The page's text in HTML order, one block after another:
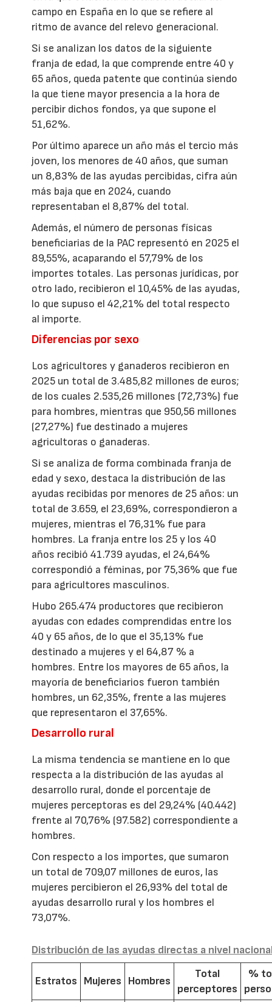
campo en España en lo que se refiere al
ritmo de avance del relevo generacional.
Si se analizan los datos de la siguiente
franja de edad, la que comprende entre 40 y
65 años, queda patente que continúa siendo
la que tiene mayor presencia a la hora de
percibir dichos fondos, ya que supone el
51,62%.
Por último aparece un año más el tercio más
joven, los menores de 40 años, que suman
un 8,83% de las ayudas percibidas, cifra aún
más baja que en 2024, cuando
representaban el 8,87% del total.
Además, el número de personas físicas
beneficiarias de la PAC representó en 2025 el
89,55%, acaparando el 57,79% de los
importes totales. Las personas jurídicas, por
otro lado, recibieron el 10,45% de las ayudas,
lo que supuso el 42,21% del total respecto
al importe.
Diferencias por sexo
Los agricultores y ganaderos recibieron en
2025 un total de 3.485,82 millones de euros;
de los cuales 2.535,26 millones (72,73%) fue
para hombres, mientras que 950,56 millones
(27,27%) fue destinado a mujeres
agricultoras o ganaderas.
Si se analiza de forma combinada franja de
edad y sexo, destaca la distribución de las
ayudas recibidas por menores de 25 años: un
total de 3.659, el 23,69%, correspondieron a
mujeres, mientras el 76,31% fue para
hombres. La franja entre los 25 y los 40
años recibió 41.739 ayudas, el 24,64%
correspondió a féminas, por 75,36% que fue
para agricultores masculinos.
Hubo 265.474 productores que recibieron
ayudas con edades comprendidas entre los
40 y 65 años, de lo que el 35,13% fue
destinado a mujeres y el 64,87 % a
hombres. Entre los mayores de 65 años, la
mayoría de beneficiarios fueron también
hombres, un 62,35%, frente a las mujeres
que representaron el 37,65%.
Desarrollo rural
La misma tendencia se mantiene en lo que
respecta a la distribución de las ayudas al
desarrollo rural, donde el porcentaje de
mujeres perceptoras es del 29,24% (40.442)
frente al 70,76% (97.582) correspondiente a
hombres.
Con respecto a los importes, que sumaron
un total de 709,07 millones de euros, las
mujeres percibieron el 26,93% del total de
ayudas desarrollo rural y los hombres el
73,07%.
Distribución de las ayudas directas a nivel
Estratos Mujeres Hombres
Total
perceptores
%